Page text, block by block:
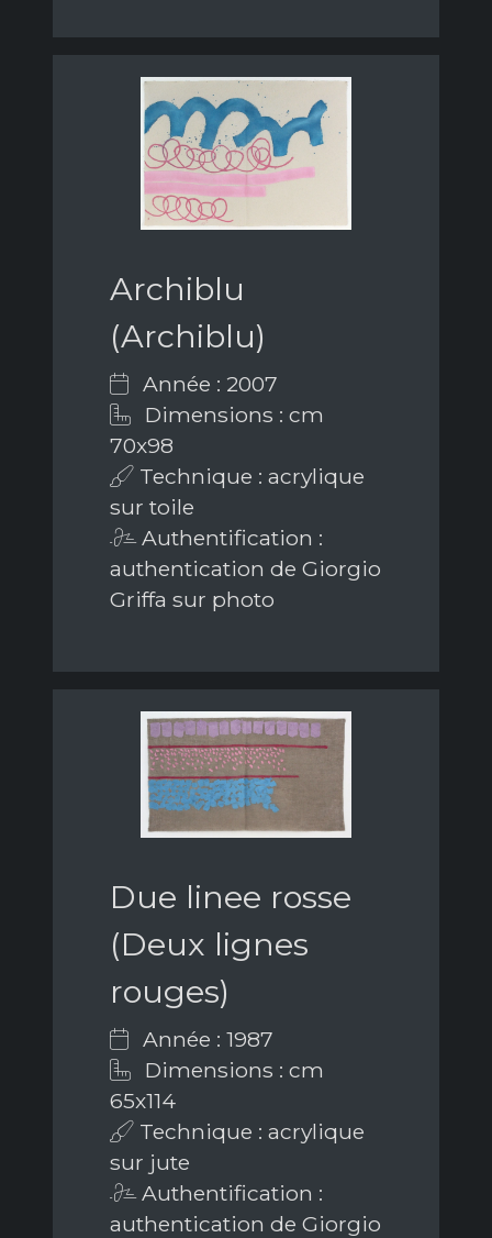
Archiblu
(Archiblu)
Année : 2007
Dimensions : cm
70x98
Technique : acrylique
sur toile
Authentification :
authentication de Giorgio
Griffa sur photo
Due linee rosse
(Deux lignes
rouges)
Année : 1987
Dimensions : cm
65x114
Technique : acrylique
sur jute
Authentification :
authentication de Giorgio